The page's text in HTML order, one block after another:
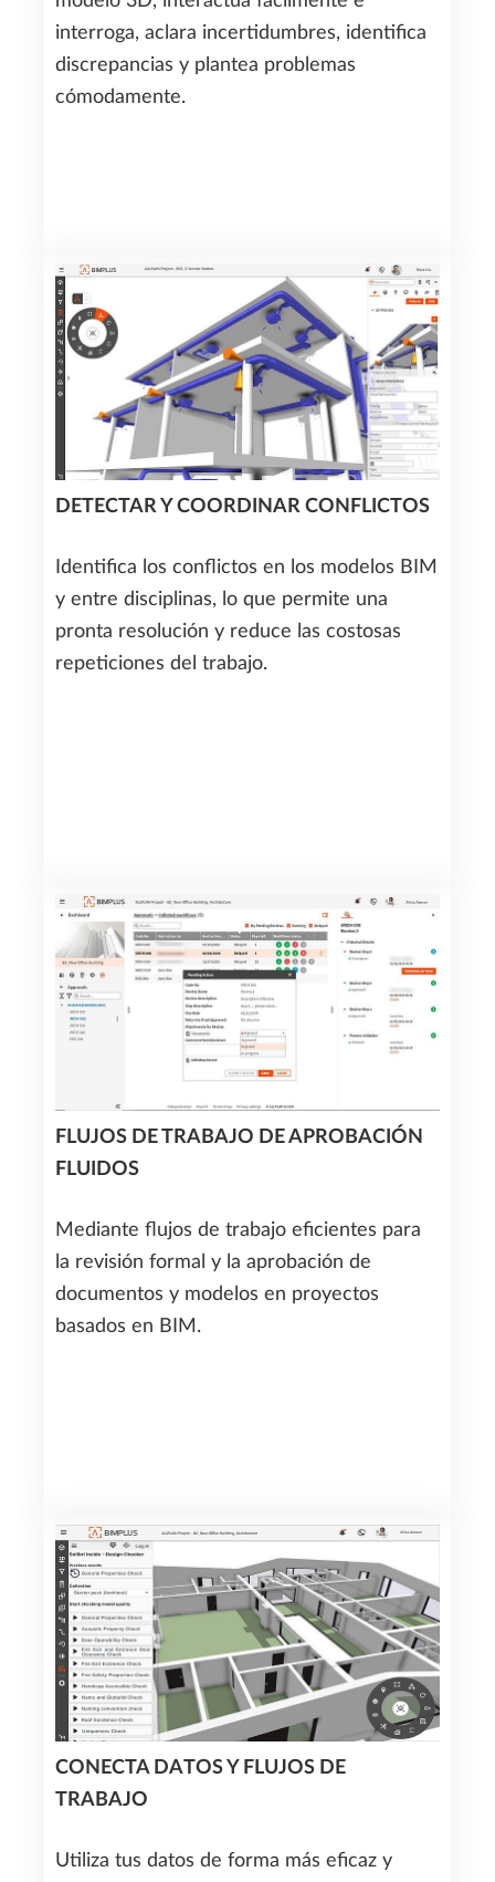
interroga, aclara incertidumbres, identifica
discrepancias y plantea problemas
cómodamente.
DETECTAR Y COORDINAR CONFLICTOS
Identifica los conflictos en los modelos BIM
y entre disciplinas, lo que permite una
pronta resolución y reduce las costosas
repeticiones del trabajo.
FLUJOS DE TRABAJO DE APROBACIÓN
FLUIDOS
Mediante flujos de trabajo eficientes para
la revisión formal y la aprobación de
documentos y modelos en proyectos
basados en BIM.
CONECTA DATOS Y FLUJOS DE
TRABAJO
Utiliza tus datos de forma más eficaz y